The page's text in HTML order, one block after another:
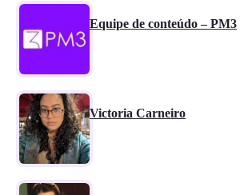
Equipe de conteúdo – PM3
Victoria Carneiro